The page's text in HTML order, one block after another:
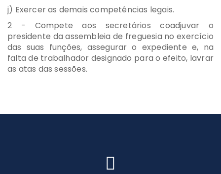
j) Exercer as demais competências legais.
2 - Compete aos secretários coadjuvar o
presidente da assembleia de freguesia no exercício
das suas funções, assegurar o expediente e, na
falta de trabalhador designado para o efeito, lavrar
as atas das sessões.